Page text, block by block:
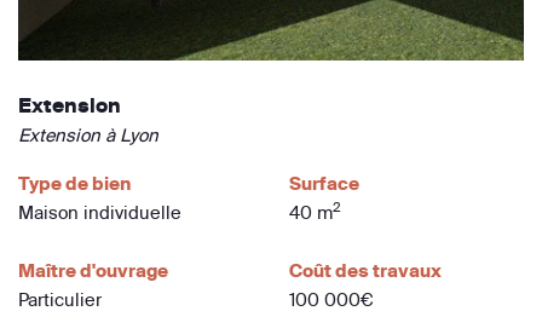
Extension
Extension à Lyon
Type de bien
Maison individuelle
Surface
40 m2
Maître d'ouvrage
Particulier
Coût des travaux
100 000€